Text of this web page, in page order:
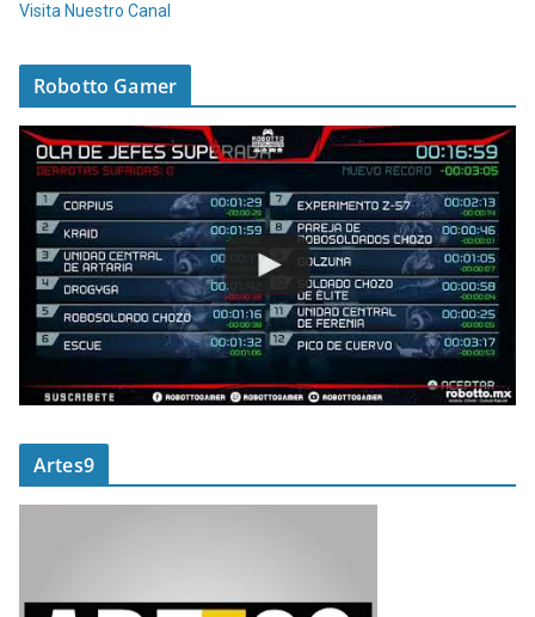
Visita Nuestro Canal
Robotto Gamer
Artes9